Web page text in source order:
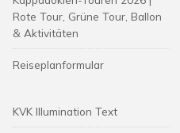
Rote Tour, Grüne Tour, Ballon
& Aktivitäten
Reiseplanformular
KVK Illumination Text